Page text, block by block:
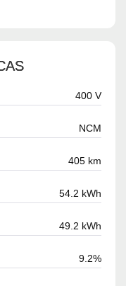
400 V
NCM
405 km
54.2 kWh
49.2 kWh
9.2%